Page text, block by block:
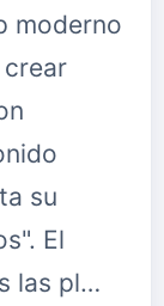
moderno
su
El
las pl…